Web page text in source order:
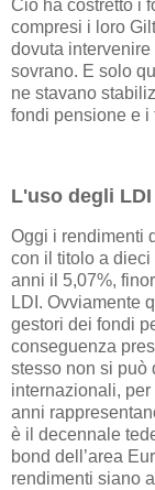
Ciò ha costretto i
compresi i loro
dovuta
sovrano. E solo
ne stavano
fondi pensione e i
L'uso degli
Oggi i rendimenti
con il titolo a
anni il 5,07%,
LDI. Ovviamente
gestori dei fondi
conseguenza
stesso non si può
internazionali,
anni
è il decennale
bond dell’area
rendimenti siano